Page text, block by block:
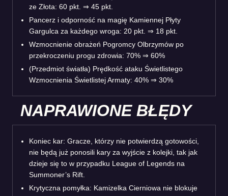
ze Złota: 60 pkt. ⇒ 45 pkt.
Pancerz i odporność na magię Kamiennej Płyty
Gargulca za każdego wroga: 20 pkt. ⇒ 18 pkt.
Wzmocnienie obrażeń Pogromcy Olbrzymów po
przekroczeniu progu zdrowia: 70% ⇒ 60%
(Przedmiot światła) Prędkość ataku Świetlistego
Wzmocnienia Świetlistej Armaty: 40% ⇒ 30%
NAPRAWIONE BŁĘDY
Koniec kar: Gracze, którzy nie potwierdzą gotowości,
nie będą już ponosili kary za wyjście z kolejki, tak jak
dzieje się to w przypadku League of Legends na
Summoner’s Rift.
Krytyczna pomyłka: Kamizelka Cierniowa nie blokuje